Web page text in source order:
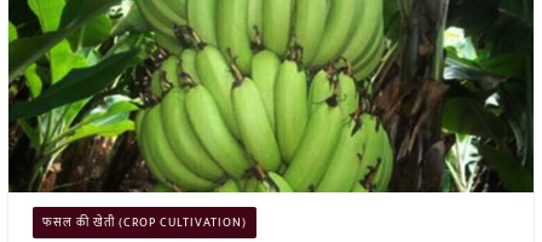
फसल की खेती (CROP CULTIVATION)